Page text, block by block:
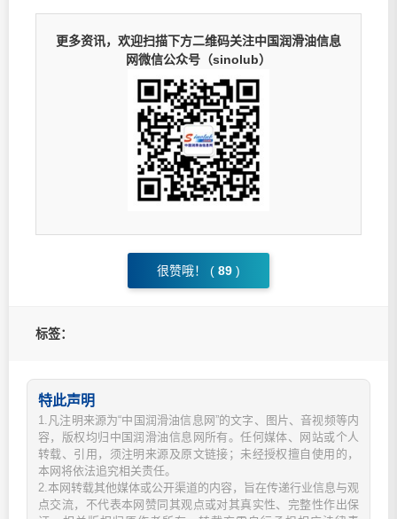
更多资讯，欢迎扫描下方二维码关注中国润滑油信息
网微信公众号（sinolub）
很赞哦！ ( 89 )
标签：
特此声明
1.凡注明来源为“中国润滑油信息网”的文字、图片、音视频等内
容，版权均归中国润滑油信息网所有。任何媒体、网站或个人
转载、引用，须注明来源及原文链接；未经授权擅自使用的，
本网将依法追究相关责任。
2.本网转载其他媒体或公开渠道的内容，旨在传递行业信息与观
点交流，不代表本网赞同其观点或对其真实性、完整性作出保